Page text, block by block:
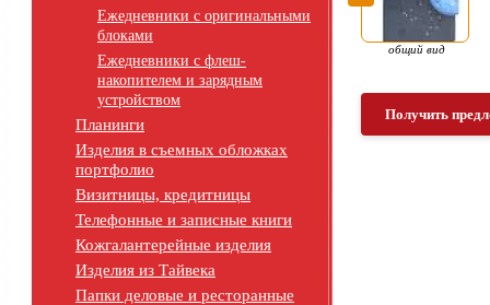
Ежедневники с оригинальными
блоками
Ежедневники с флеш-
накопителем и зарядным
устройством
Планинги
Изделия в съемных обложках
портфолио
Визитницы, кредитницы
Телефонные и записные книги
Кожгалантерейные изделия
Изделия из Тайвека
Папки деловые и ресторанные
общий вид
Получить